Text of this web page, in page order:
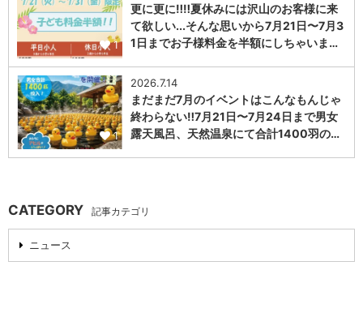
1
更に更に‼️‼️夏休みには沢山のお客様に来
て欲しい...そんな思いから7月21日〜7月3
1日までお子様料金を半額にしちゃいま…
1
2026.7.14
まだまだ7月のイベントはこんなもんじゃ
終わらない‼️7月21日〜7月24日まで男女
露天風呂、天然温泉にて合計1400羽の…
CATEGORY 記事カテゴリ
ニュース